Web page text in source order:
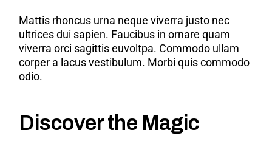
Mattis rhoncus urna neque viverra justo nec
ultrices dui sapien. Faucibus in ornare quam
viverra orci sagittis euvoltpa. Commodo ullam
corper a lacus vestibulum. Morbi quis commodo
odio.
Discover the Magic